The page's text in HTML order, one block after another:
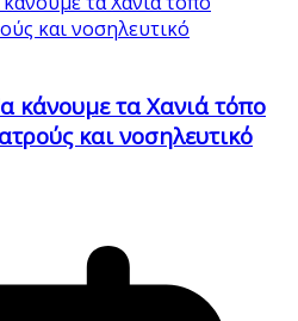
κάνουμε τα Χανιά τόπο
και νοσηλευτικό